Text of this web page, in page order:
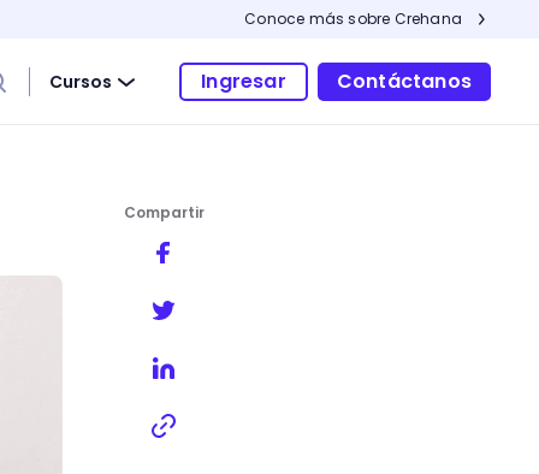
Conoce más sobre Crehana
Cursos Ingresar Contáctanos
Compartir